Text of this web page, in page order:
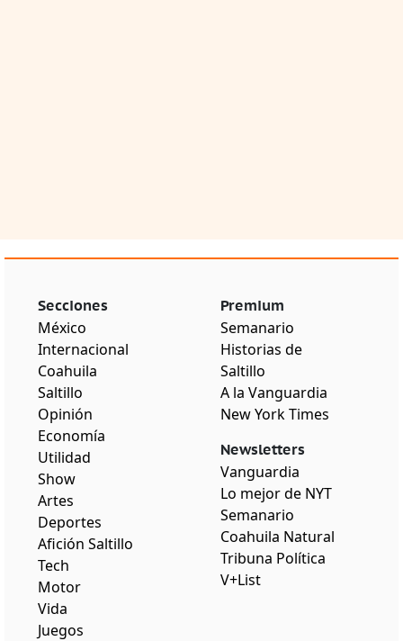
Secciones
México
Internacional
Coahuila
Saltillo
Opinión
Economía
Utilidad
Show
Artes
Deportes
Afición Saltillo
Tech
Motor
Vida
Juegos
Premium
Semanario
Historias de
Saltillo
A la Vanguardia
New York Times
Newsletters
Vanguardia
Lo mejor de NYT
Semanario
Coahuila Natural
Tribuna Política
V+List